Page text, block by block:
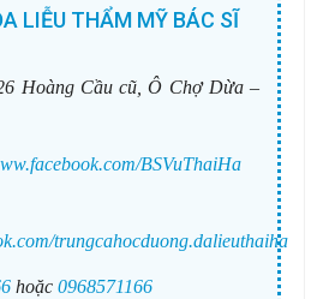
LIỄU THẨM MỸ BÁC SĨ
Hoàng Cầu cũ, Ô Chợ Dừa –
BSVuThaiHa
trungcahocduong.dalieuthaiha
hoặc 0968571166